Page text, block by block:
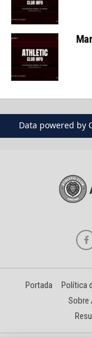
Data powered by
Portada Política
Sobre